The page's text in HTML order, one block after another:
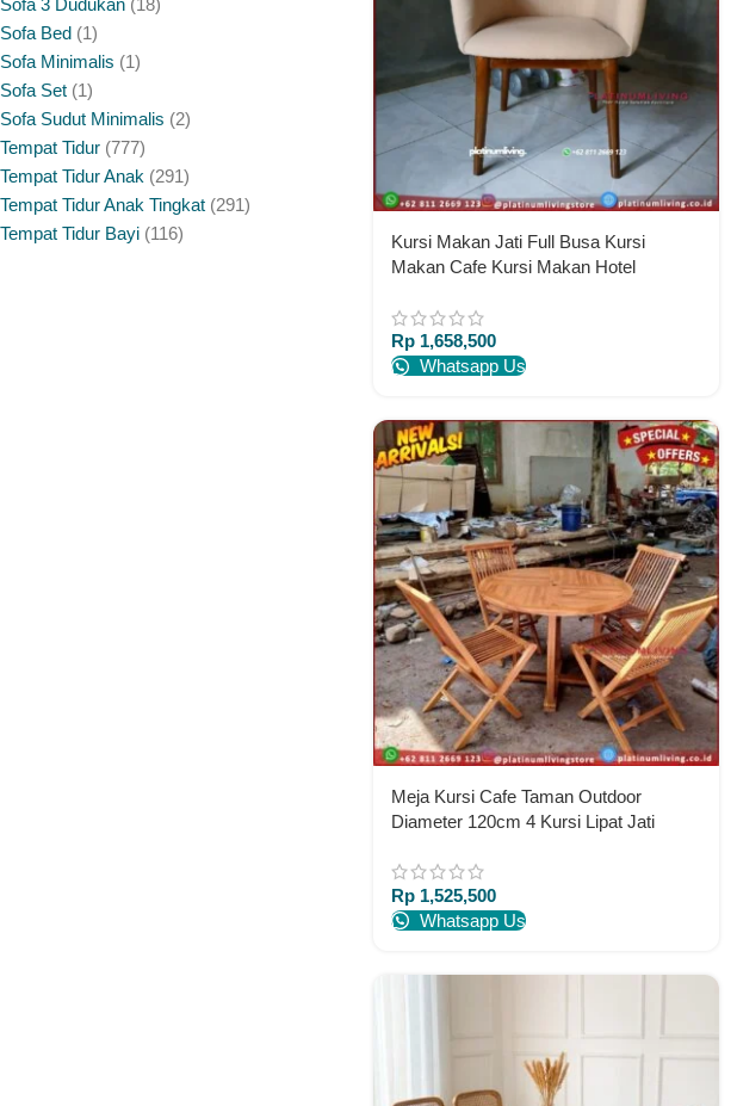
Sofa 3 Dudukan 18
Sofa Bed 1
Sofa Minimalis 1
Sofa Set 1
Sofa Sudut Minimalis 2
Tempat Tidur 777
Tempat Tidur Anak 291
Tempat Tidur Anak Tingkat 291
Tempat Tidur Bayi 116
Kursi Makan Jati Full Busa Kursi
Makan Cafe Kursi Makan Hotel
Rp1,658,500
Whatsapp Us
Meja Kursi Cafe Taman Outdoor
Diameter 120cm 4 Kursi Lipat Jati
Rp1,525,500
Whatsapp Us